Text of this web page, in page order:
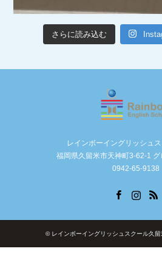
さらに読み込む
レインボーイングリッシュ
福岡県久留米市天神町3-62-1
0942-65-9138
© レインボーイングリッシュスクール久留